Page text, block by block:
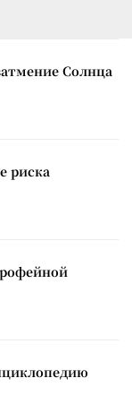
Солнца
риска